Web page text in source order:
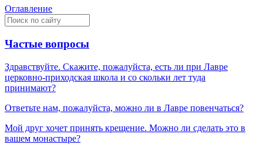
Оглавление
Частые вопросы
Здравствуйте. Скажите, пожалуйста, есть ли при Лавре
церковно-приходская школа и со скольки лет туда
принимают?
Ответьте нам, пожалуйста, можно ли в Лавре повенчаться?
Мой друг хочет принять крещение. Можно ли сделать это в
вашем монастыре?